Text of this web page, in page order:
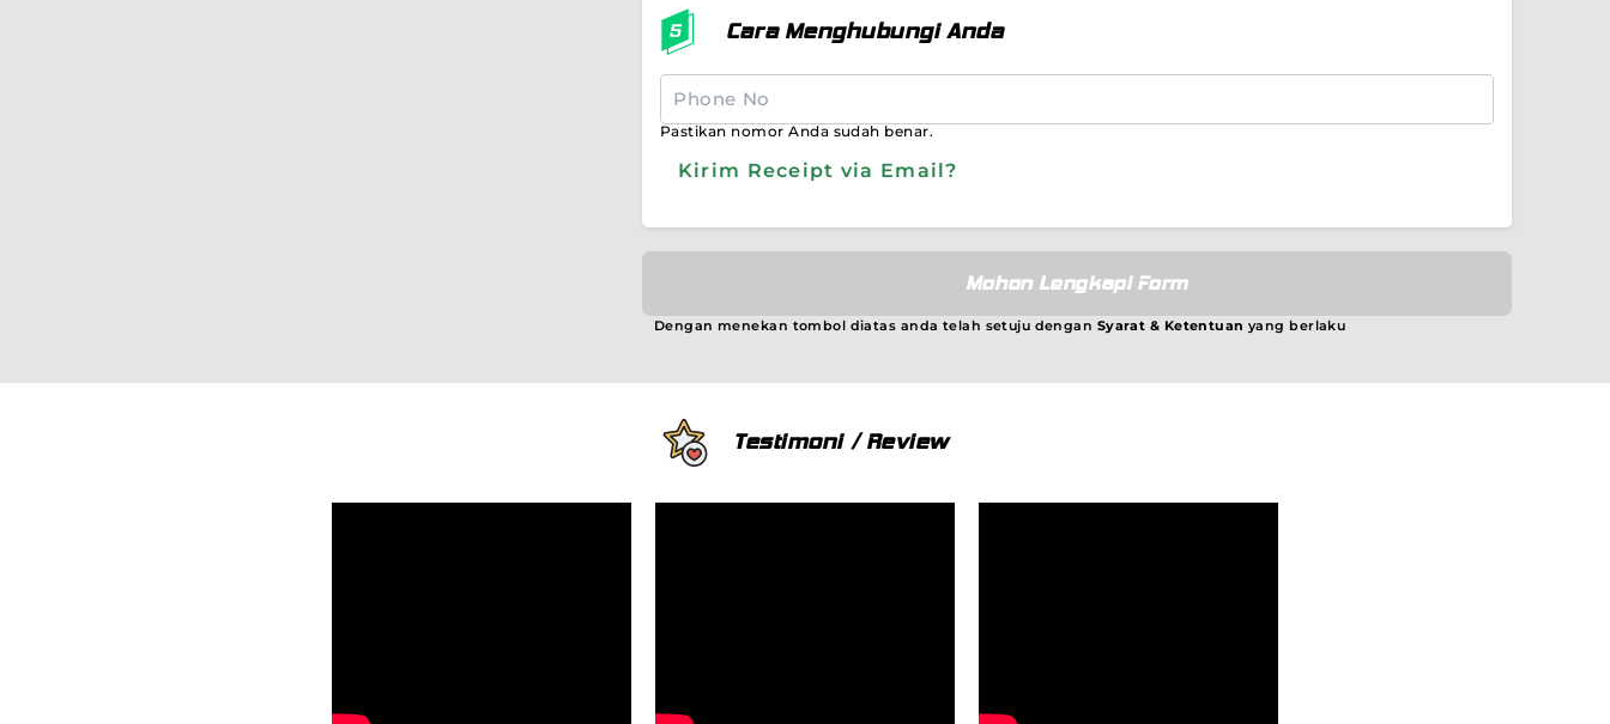
Cara Menghubungi Anda
Pastikan nomor Anda sudah benar.
Kirim Receipt via Email?
Mohon Lengkapi Form
Dengan menekan tombol diatas anda telah setuju dengan Syarat & Ketentuan yang berlaku
Testimoni / Review